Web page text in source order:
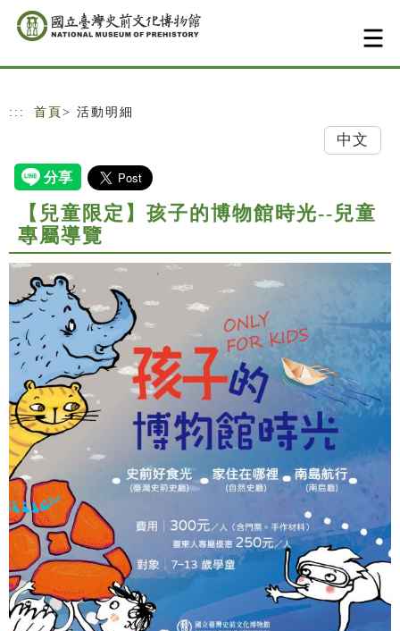
跳到主要內容
網站導覽
::: 首頁 > 活動明細
中文
【兒童限定】孩子的博物館時光--兒童
專屬導覽